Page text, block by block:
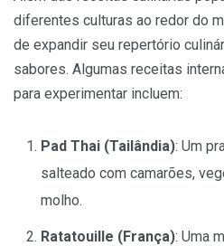
diferentes culturas ao redor do
de expandir seu repertório
sabores. Algumas receitas
para experimentar incluem:
Pad Thai (Tailândia): Um
salteado com camarões,
molho.
Ratatouille (França): Uma